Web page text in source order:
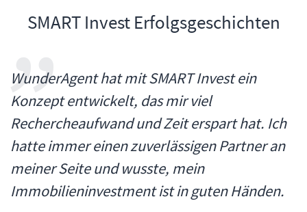
SMART Invest Erfolgsgeschichten
WunderAgent hat mit SMART Invest ein
Konzept entwickelt, das mir viel
Rechercheaufwand und Zeit erspart hat. Ich
hatte immer einen zuverlässigen Partner an
meiner Seite und wusste, mein
Immobilieninvestment ist in guten Händen.